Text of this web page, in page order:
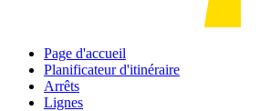
Page d'accueil
Planificateur d'itinéraire
Arrêts
Lignes